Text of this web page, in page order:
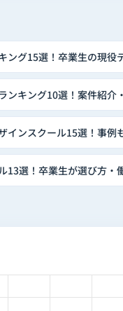
グ15選！卒業生の現役
ンキング10選！案件紹介
インスクール15選！事例
13選！卒業生が選び方・